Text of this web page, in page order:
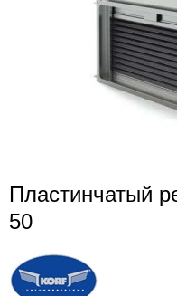
Пластинчатый
50